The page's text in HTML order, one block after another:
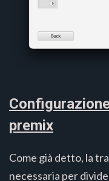
premix
Come già detto, la
necessaria per